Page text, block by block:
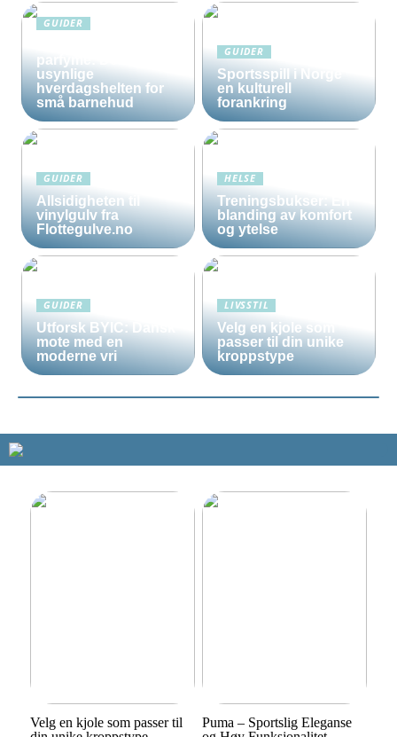
GUIDER
parfyme: Den
usynlige
hverdagshelten for
små barnehud
GUIDER
Sportsspill i Norge
en kulturell
forankring
GUIDER
Allsidigheten til
vinylgulv fra
Flottegulve.no
HELSE
Treningsbukser: En
blanding av komfort
og ytelse
GUIDER
Utforsk BYIC: Dansk
mote med en
moderne vri
LIVSSTIL
Velg en kjole som
passer til din unike
kroppstype
Velg en kjole som passer til
Puma – Sportslig Eleganse